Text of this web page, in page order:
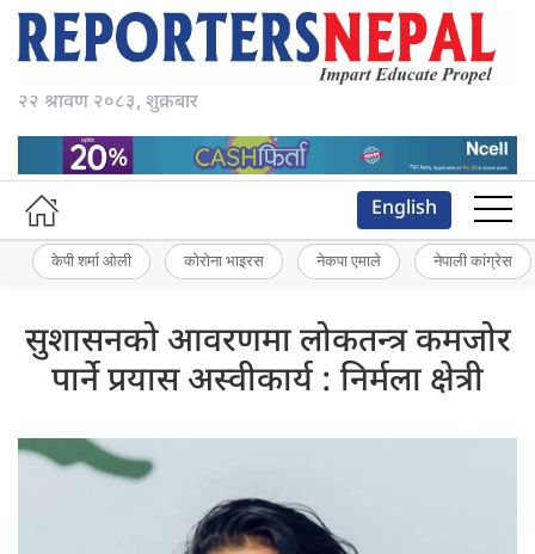
२२ श्रावण २०८३, शुक्रबार
English
केपी शर्मा ओली कोरोना भाइरस नेकपा एमाले नेपाली कांग्रेस
सुशासनको आवरणमा लोकतन्त्र कमजोर
पार्ने प्रयास अस्वीकार्य : निर्मला क्षेत्री